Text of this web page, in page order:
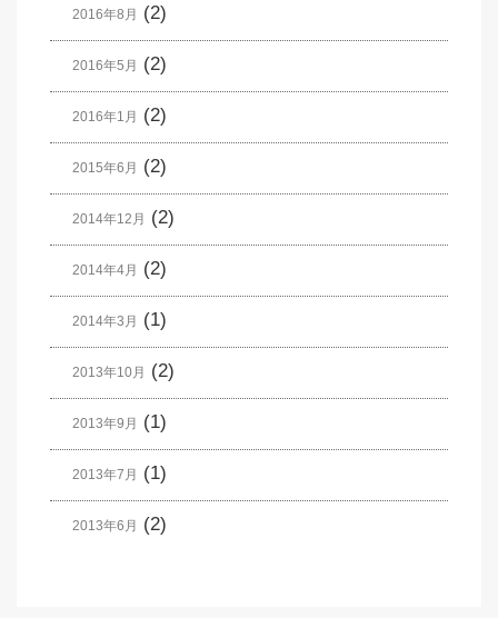
2016年8月 (2)
2016年5月 (2)
2016年1月 (2)
2015年6月 (2)
2014年12月 (2)
2014年4月 (2)
2014年3月 (1)
2013年10月 (2)
2013年9月 (1)
2013年7月 (1)
2013年6月 (2)